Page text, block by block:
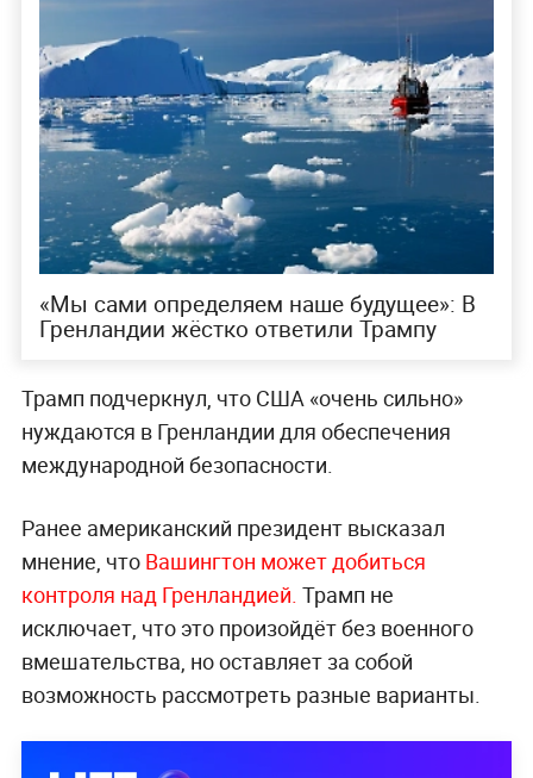
«Мы сами определяем наше будущее»: В
Гренландии жёстко ответили Трампу
Трамп подчеркнул, что США «очень сильно»
нуждаются в Гренландии для обеспечения
международной безопасности.
Ранее американский президент высказал
мнение, что Вашингтон может добиться
контроля над Гренландией. Трамп не
исключает, что это произойдёт без военного
вмешательства, но оставляет за собой
возможность рассмотреть разные варианты.